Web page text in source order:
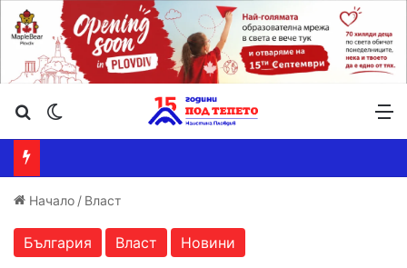
Търсене ...
Начало / Власт
България Власт Новини